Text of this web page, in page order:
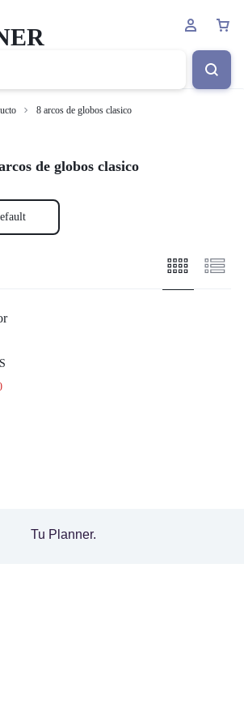
8 arcos de globos clasico
de globos clasico
Tu Planner.